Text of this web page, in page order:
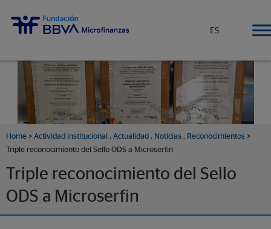
ES
Home > Actividad institucional , Actualidad , Noticias , Reconocimientos >
Triple reconocimiento del Sello ODS a Microserfin
Triple reconocimiento del Sello
ODS a Microserfin